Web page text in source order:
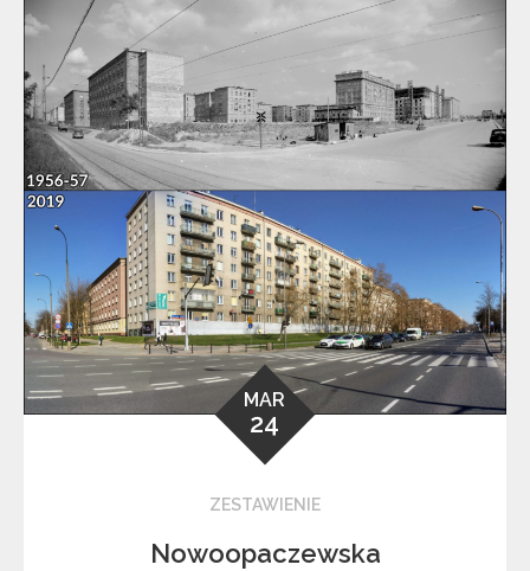
MAR
24
ZESTAWIENIE
Nowoopaczewska